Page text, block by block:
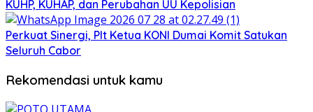
KUHP, KUHAP, dan Perubahan UU Kepolisian
Perkuat Sinergi, Plt Ketua KONI Dumai Komit Satukan
Seluruh Cabor
Rekomendasi untuk kamu